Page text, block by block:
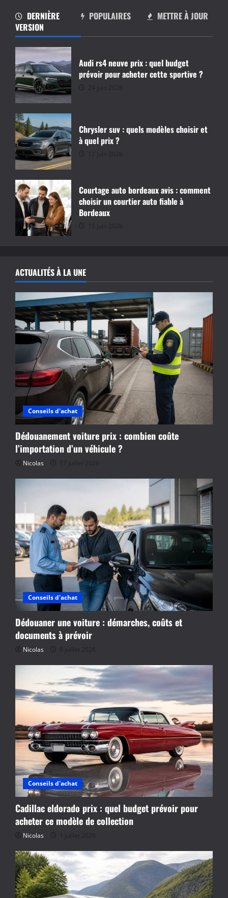
DERNIÈRE
VERSION
POPULAIRES METTRE À JOUR
Audi rs4 neuve prix : quel budget
prévoir pour acheter cette sportive ?
24 juin 2026
Chrysler suv : quels modèles choisir et
à quel prix ?
17 juin 2026
Courtage auto bordeaux avis : comment
choisir un courtier auto fiable à
Bordeaux
15 juin 2026
ACTUALITÉS À LA UNE
Conseils d'achat
Dédouanement voiture prix : combien coûte
l’importation d’un véhicule ?
Nicolas 17 juillet 2026
Conseils d'achat
Dédouaner une voiture : démarches, coûts et
documents à prévoir
Nicolas 9 juillet 2026
Conseils d'achat
Cadillac eldorado prix : quel budget prévoir pour
acheter ce modèle de collection
Nicolas 1 juillet 2026